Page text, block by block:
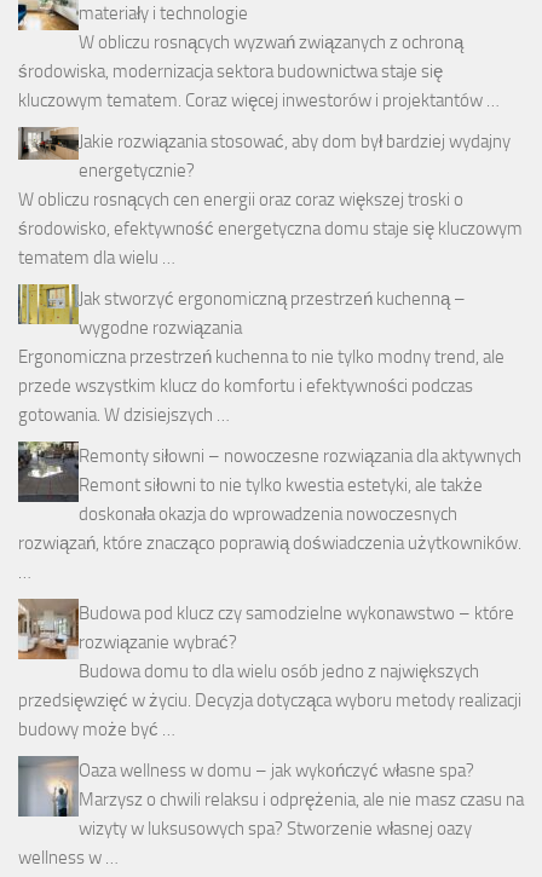
materiały i technologie
W obliczu rosnących wyzwań związanych z ochroną
środowiska, modernizacja sektora budownictwa staje się
kluczowym tematem. Coraz więcej inwestorów i projektantów …
Jakie rozwiązania stosować, aby dom był bardziej wydajny
energetycznie?
W obliczu rosnących cen energii oraz coraz większej troski o
środowisko, efektywność energetyczna domu staje się kluczowym
tematem dla wielu …
Jak stworzyć ergonomiczną przestrzeń kuchenną –
wygodne rozwiązania
Ergonomiczna przestrzeń kuchenna to nie tylko modny trend, ale
przede wszystkim klucz do komfortu i efektywności podczas
gotowania. W dzisiejszych …
Remonty siłowni – nowoczesne rozwiązania dla aktywnych
Remont siłowni to nie tylko kwestia estetyki, ale także
doskonała okazja do wprowadzenia nowoczesnych
rozwiązań, które znacząco poprawią doświadczenia użytkowników.
…
Budowa pod klucz czy samodzielne wykonawstwo – które
rozwiązanie wybrać?
Budowa domu to dla wielu osób jedno z największych
przedsięwzięć w życiu. Decyzja dotycząca wyboru metody realizacji
budowy może być …
Oaza wellness w domu – jak wykończyć własne spa?
Marzysz o chwili relaksu i odprężenia, ale nie masz czasu na
wizyty w luksusowych spa? Stworzenie własnej oazy
wellness w …